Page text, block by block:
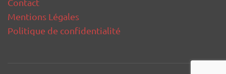
Contact
Mentions Légales
Politique de confidentialité